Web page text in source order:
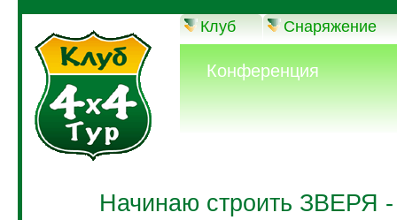
Клуб Снаряжение
Конференция
Начинаю строить ЗВЕРЯ